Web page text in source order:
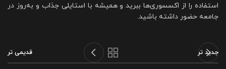
استفاده را از اکسسوری‌ها ببرید و همیشه با استایلی جذاب و به‌روز در
جامعه حضور داشته باشید.
جدید تر قدیمی تر